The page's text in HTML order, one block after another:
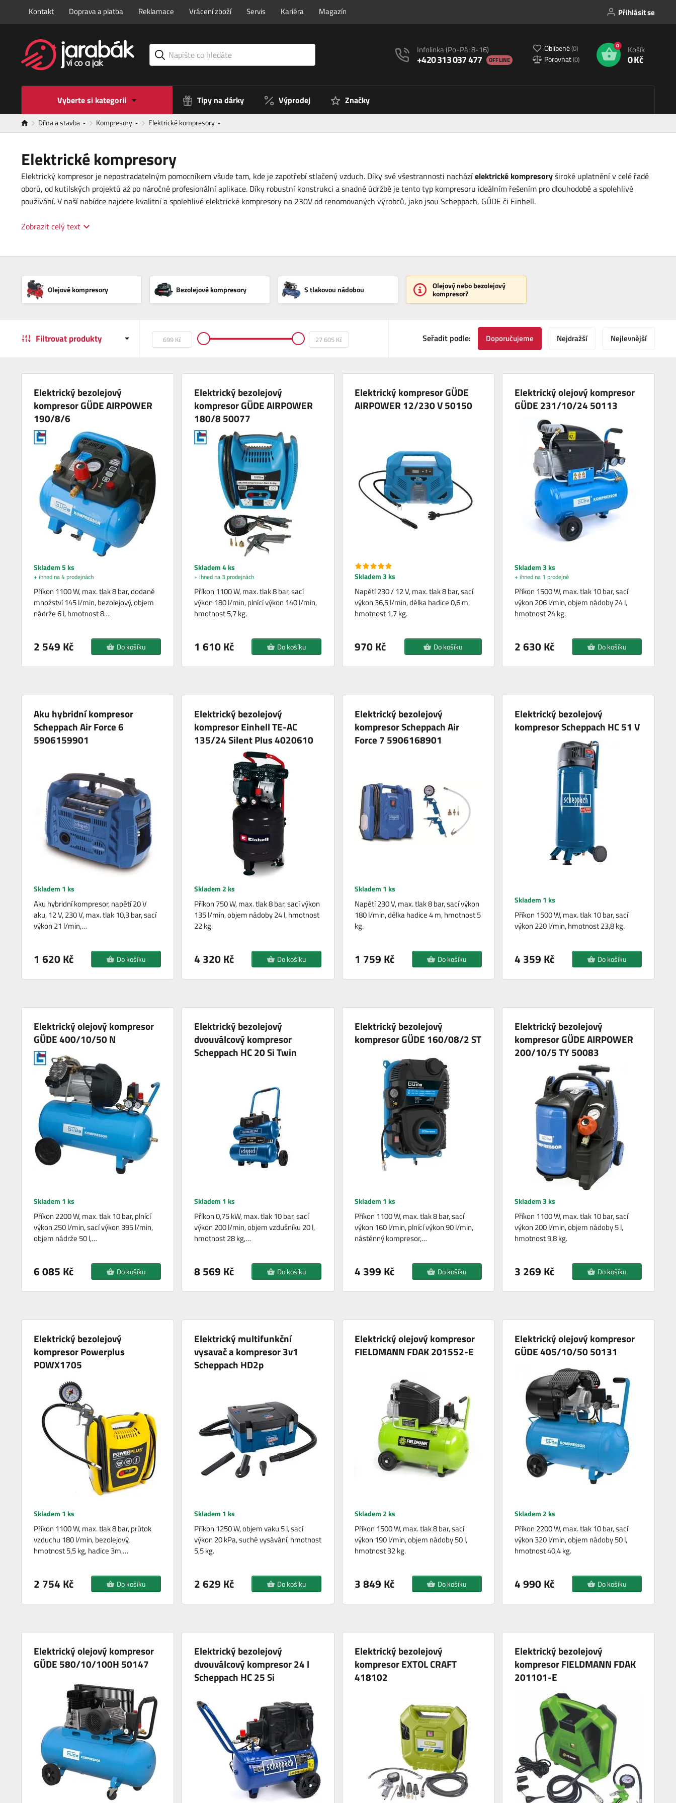
Kontakt Doprava a platba Reklamace Vrácení zboží Servis Kariéra Magazín Přihlásit se
Infolinka(Po-Pá: 8-16)
+420 313 037 477 OFFLINE
Oblíbené(0)
Porovnat(0)
0 Košík
0 Kč
Vyberte si kategorii Tipy na dárky Výprodej Značky
Dílna a stavba Kompresory Elektrické kompresory
Elektrické kompresory
Elektrický kompresor je nepostradatelným pomocníkem všude tam, kde je zapotřebí stlačený vzduch. Díky své všestrannosti nacházíelektrické kompresoryširoké uplatnění v celé řadě
oborů, od kutilských projektů až po náročné profesionální aplikace. Díky robustní konstrukci a snadné údržbě je tento typ kompresoru ideálním řešením pro dlouhodobé a spolehlivé
používání. V naší nabídce najdete kvalitní a spolehlivé elektrické kompresory na 230V od renomovaných výrobců, jako jsou Scheppach, GÜDE či Einhell.
Zobrazit celý text
Olejové kompresory Bezolejové kompresory S tlakovou nádobou Olejový nebo bezolejový
kompresor?
Filtrovat produkty Seřadit podle: Doporučujeme Nejdražší Nejlevnější
Elektrický bezolejový
kompresor GÜDE AIRPOWER
190/8/6
Skladem 5 ks
+ ihned na 4 prodejnách
Příkon 1100 W, max. tlak 8 bar, dodané
množství 145 l/min, bezolejový, objem
nádrže 6 l, hmotnost 8…
2 549 Kč Do košíku
Elektrický bezolejový
kompresor GÜDE AIRPOWER
180/8 50077
Skladem 4 ks
+ ihned na 3 prodejnách
Příkon 1100 W, max. tlak 8 bar, sací
výkon 180 l/min, plnící výkon 140 l/min,
hmotnost 5,7 kg.
1 610 Kč Do košíku
Elektrický kompresor GÜDE
AIRPOWER 12/230 V 50150
Skladem 3 ks
Napětí 230 / 12 V, max. tlak 8 bar, sací
výkon 36,5 l/min, délka hadice 0,6 m,
hmotnost 1,7 kg.
970 Kč Do košíku
Elektrický olejový kompresor
GÜDE 231/10/24 50113
Skladem 3 ks
+ ihned na 1 prodejně
Příkon 1500 W, max. tlak 10 bar, sací
výkon 206 l/min, objem nádoby 24 l,
hmotnost 24 kg.
2 630 Kč Do košíku
Aku hybridní kompresor
Scheppach Air Force 6
5906159901
Skladem 1 ks
Aku hybridní kompresor, napětí 20 V
aku, 12 V, 230 V, max. tlak 10,3 bar, sací
výkon 21 l/min,…
1 620 Kč Do košíku
Elektrický bezolejový
kompresor Einhell TE-AC
135/24 Silent Plus 4020610
Skladem 2 ks
Příkon 750 W, max. tlak 8 bar, sací výkon
135 l/min, objem nádoby 24 l, hmotnost
22 kg.
4 320 Kč Do košíku
Elektrický bezolejový
kompresor Scheppach Air
Force 7 5906168901
Skladem 1 ks
Napětí 230 V, max. tlak 8 bar, sací výkon
180 l/min, délka hadice 4 m, hmotnost 5
kg.
1 759 Kč Do košíku
Elektrický bezolejový
kompresor Scheppach HC 51 V
Skladem 1 ks
Příkon 1500 W, max. tlak 10 bar, sací
výkon 220 l/min, hmotnost 23,8 kg.
4 359 Kč Do košíku
Elektrický olejový kompresor
GÜDE 400/10/50 N
Skladem 1 ks
Příkon 2200 W, max. tlak 10 bar, plnící
výkon 250 l/min, sací výkon 395 l/min,
objem nádrže 50 l,…
6 085 Kč Do košíku
Elektrický bezolejový
dvouválcový kompresor
Scheppach HC 20 Si Twin
Skladem 1 ks
Příkon 0,75 kW, max. tlak 10 bar, sací
výkon 200 l/min, objem vzdušníku 20 l,
hmotnost 28 kg,…
8 569 Kč Do košíku
Elektrický bezolejový
kompresor GÜDE 160/08/2 ST
Skladem 1 ks
Příkon 1100 W, max. tlak 8 bar, sací
výkon 160 l/min, plnící výkon 90 l/min,
nástěnný kompresor,…
4 399 Kč Do košíku
Elektrický bezolejový
kompresor GÜDE AIRPOWER
200/10/5 TY 50083
Skladem 3 ks
Příkon 1100 W, max. tlak 10 bar, sací
výkon 200 l/min, objem nádoby 5 l,
hmotnost 9,8 kg.
3 269 Kč Do košíku
Elektrický bezolejový
kompresor Powerplus
POWX1705
Skladem 1 ks
Příkon 1100 W, max. tlak 8 bar, průtok
vzduchu 180 l/min, bezolejový,
hmotnost 5,5 kg, hadice 3m,…
2 754 Kč Do košíku
Elektrický multifunkční
vysavač a kompresor 3v1
Scheppach HD2p
Skladem 1 ks
Příkon 1250 W, objem vaku 5 l, sací
výkon 20 kPa, suché vysávání, hmotnost
5,5 kg.
2 629 Kč Do košíku
Elektrický olejový kompresor
FIELDMANN FDAK 201552-E
Skladem 2 ks
Příkon 1500 W, max. tlak 8 bar, sací
výkon 190 l/min, objem nádoby 50 l,
hmotnost 32 kg.
3 849 Kč Do košíku
Elektrický olejový kompresor
GÜDE 405/10/50 50131
Skladem 2 ks
Příkon 2200 W, max. tlak 10 bar, sací
výkon 320 l/min, objem nádoby 50 l,
hmotnost 40,4 kg.
4 990 Kč Do košíku
Elektrický olejový kompresor
GÜDE 580/10/100H 50147
Elektrický bezolejový
dvouválcový kompresor 24 l
Scheppach HC 25 Si
Elektrický bezolejový
kompresor EXTOL CRAFT
418102
Elektrický bezolejový
kompresor FIELDMANN FDAK
201101-E